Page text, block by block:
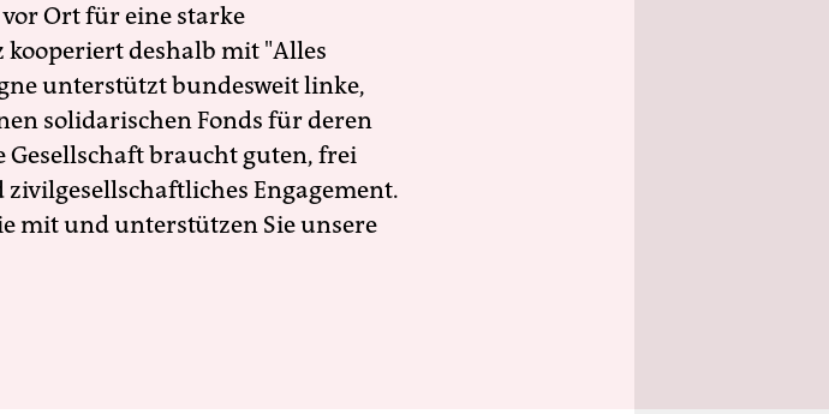
Ort für eine starke
kooperiert deshalb mit "Alles
unterstützt bundesweit linke,
solidarischen Fonds für deren
Gesellschaft braucht guten, frei
Engagement.
mit und unterstützen Sie unsere